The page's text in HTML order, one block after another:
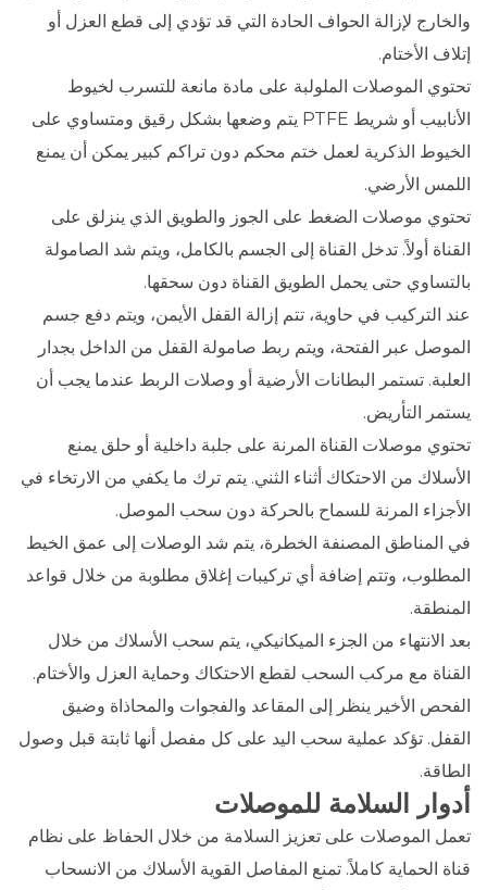
والخارج لإزالة الحواف الحادة التي قد تؤدي إلى قطع العزل أو
إتلاف الأختام.
تحتوي الموصلات الملولبة على مادة مانعة للتسرب لخيوط
الأنابيب أو شريط PTFE يتم وضعها بشكل رقيق ومتساوي على
الخيوط الذكرية لعمل ختم محكم دون تراكم كبير يمكن أن يمنع
اللمس الأرضي.
تحتوي موصلات الضغط على الجوز والطويق الذي ينزلق على
القناة أولاً. تدخل القناة إلى الجسم بالكامل، ويتم شد الصامولة
بالتساوي حتى يحمل الطويق القناة دون سحقها.
عند التركيب في حاوية، تتم إزالة القفل الأيمن، ويتم دفع جسم
الموصل عبر الفتحة، ويتم ربط صامولة القفل من الداخل بجدار
العلبة. تستمر البطانات الأرضية أو وصلات الربط عندما يجب أن
يستمر التأريض.
تحتوي موصلات القناة المرنة على جلبة داخلية أو حلق يمنع
الأسلاك من الاحتكاك أثناء الثني. يتم ترك ما يكفي من الارتخاء في
الأجزاء المرنة للسماح بالحركة دون سحب الموصل.
في المناطق المصنفة الخطرة، يتم شد الوصلات إلى عمق الخيط
المطلوب، وتتم إضافة أي تركيبات إغلاق مطلوبة من خلال قواعد
المنطقة.
بعد الانتهاء من الجزء الميكانيكي، يتم سحب الأسلاك من خلال
القناة مع مركب السحب لقطع الاحتكاك وحماية العزل والأختام.
الفحص الأخير ينظر إلى المقاعد والفجوات والمحاذاة وضيق
القفل. تؤكد عملية سحب اليد على كل مفصل أنها ثابتة قبل وصول
الطاقة.
أدوار السلامة للموصلات
تعمل الموصلات على تعزيز السلامة من خلال الحفاظ على نظام
قناة الحماية كاملاً. تمنع المفاصل القوية الأسلاك من الانسحاب